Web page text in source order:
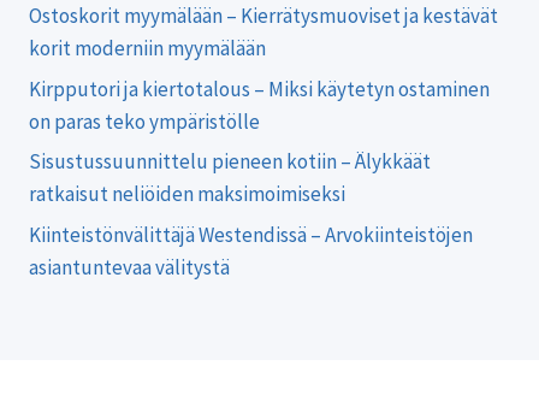
Ostoskorit myymälään – Kierrätysmuoviset ja kestävät
korit moderniin myymälään
Kirpputori ja kiertotalous – Miksi käytetyn ostaminen
on paras teko ympäristölle
Sisustussuunnittelu pieneen kotiin – Älykkäät
ratkaisut neliöiden maksimoimiseksi
Kiinteistönvälittäjä Westendissä – Arvokiinteistöjen
asiantuntevaa välitystä